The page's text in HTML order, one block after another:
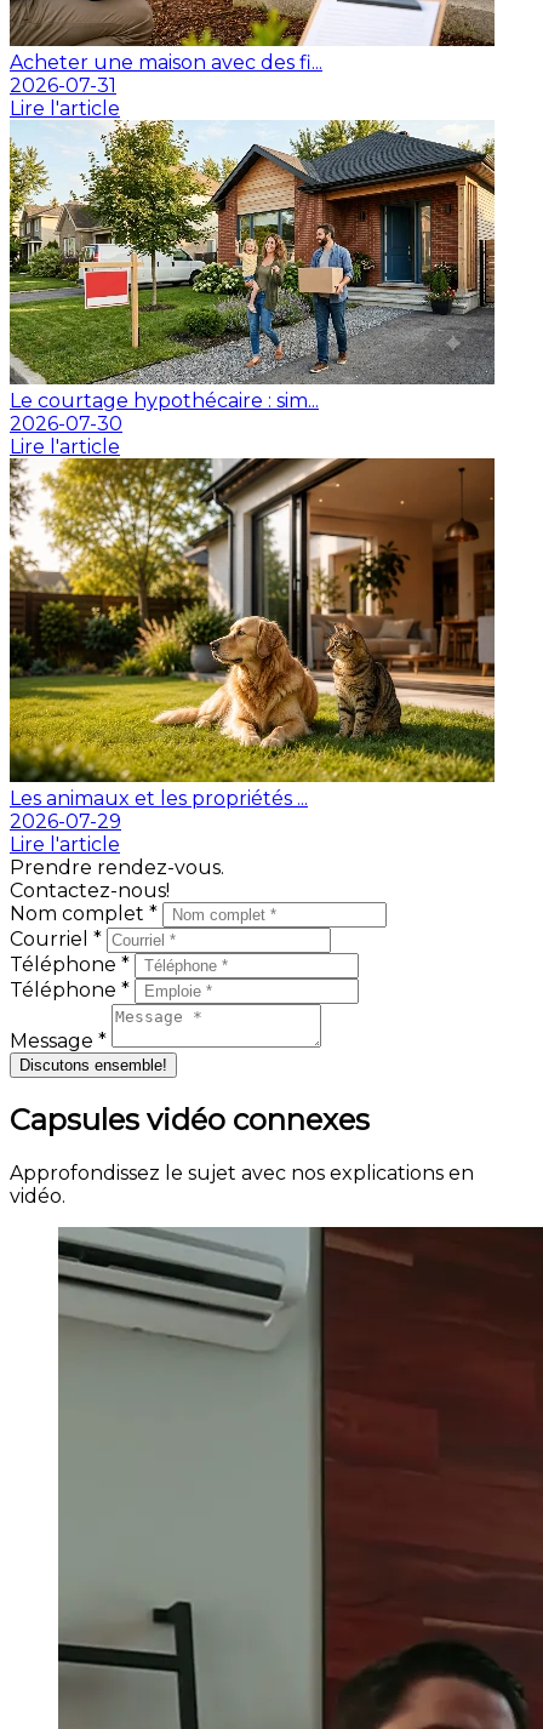
Acheter une maison avec des fi...
2026-07-31
Lire l'article
Le courtage hypothécaire : sim...
2026-07-30
Lire l'article
Les animaux et les propriétés ...
2026-07-29
Lire l'article
Prendre rendez-vous.
Contactez-nous!
Nom complet *
Courriel *
Téléphone *
Téléphone *
Message *
Discutons ensemble!
Capsules vidéo connexes
Approfondissez le sujet avec nos explications en
vidéo.